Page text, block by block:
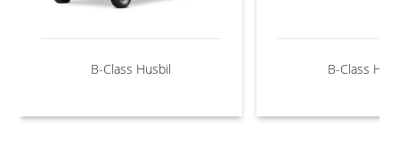
B-Class Husbil B-Class